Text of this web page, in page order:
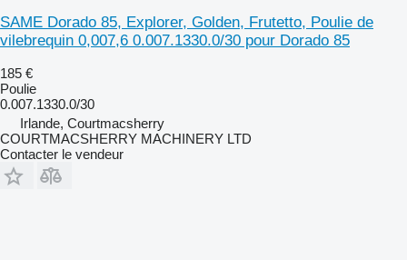
SAME Dorado 85, Explorer, Golden, Frutetto, Poulie de
vilebrequin 0,007,6 0.007.1330.0/30 pour Dorado 85
185 €
Poulie
0.007.1330.0/30
Irlande, Courtmacsherry
COURTMACSHERRY MACHINERY LTD
Contacter le vendeur